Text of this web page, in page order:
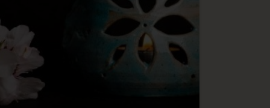
אליה נוספות הארומתרפיה הביתית המתארת
יומי ביתי, הכולל רוקחות טבעית ביתית,
קלינית המתמחה בטיפול באמצעות שמנים
והענף שמתבסס בשנים האחרונות, ותומך
הענפים המסורתיים האלו, היא ארומתרפיה
מבוססת מחקר. ביסודה של רפואת התדרים